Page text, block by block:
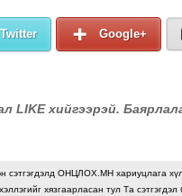
Twitter Google+
LIKE хийгээрэй.
сэтгэгдэлд ОНЦЛОХ.МН хариуцлага
хязгаарласан тул Та